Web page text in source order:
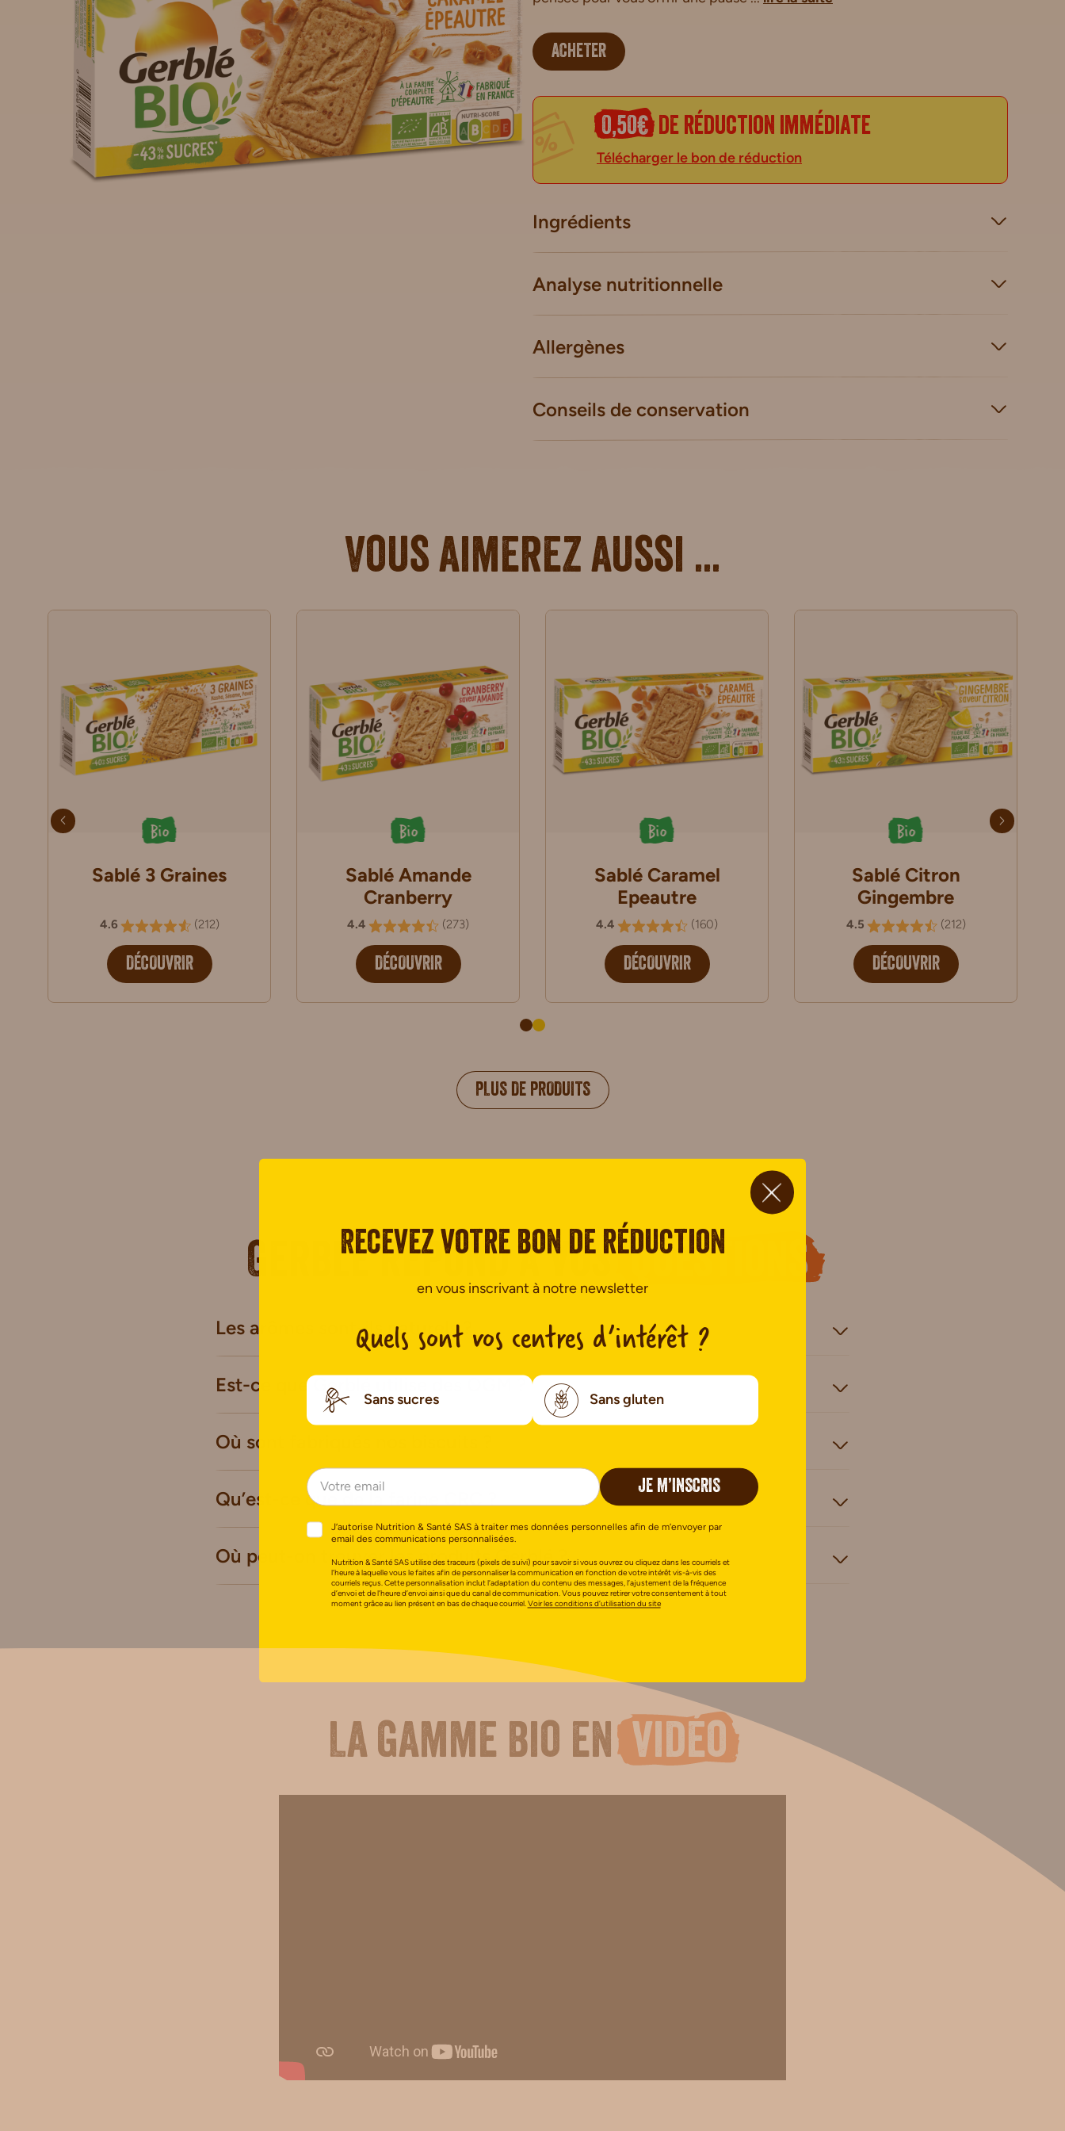
ACHETER
0,50€ de réduction immédiate
Télécharger le bon de réduction
Ingrédients
Analyse nutritionnelle
Allergènes
Conseils de conservation
Vous aimerez aussi ...
Bio
Sablé 3 Graines
4.6 (212)
DÉCOUVRIR
Bio
Sablé Amande
Cranberry
4.4 (273)
DÉCOUVRIR
Bio
Sablé Caramel
Epeautre
4.4 (160)
DÉCOUVRIR
Bio
Sablé Citron
Gingembre
4.5 (212)
DÉCOUVRIR
PLUS DE PRODUITS
Gerblé répond à vos questions
Les arômes sont-ils naturels ?
Est-ce que Gerblé utilise des OGM ?
Où sont fabriqués nos biscuits ?
Qu’est-ce que de la farine CRC ?
Où peut-on trouver les produits Gerblé ?
La gamme bio en vidéo
Recevez votre bon de réduction
en vous inscrivant à notre newsletter
Quels sont vos centres d’intérêt ?
Sans sucres Sans gluten
JE M’INSCRIS
J’autorise Nutrition & Santé SAS à traiter mes données personnelles afin de m’envoyer par
email des communications personnalisées.
Nutrition & Santé SAS utilise des traceurs (pixels de suivi) pour savoir si vous ouvrez ou cliquez dans les courriels et
l’heure à laquelle vous le faites afin de personnaliser la communication en fonction de votre intérêt vis-à-vis des
courriels reçus. Cette personnalisation inclut l’adaptation du contenu des messages, l’ajustement de la fréquence
d’envoi et de l’heure d’envoi ainsi que du canal de communication. Vous pouvez retirer votre consentement à tout
moment grâce au lien présent en bas de chaque courriel.Voir les conditions d’utilisation du site